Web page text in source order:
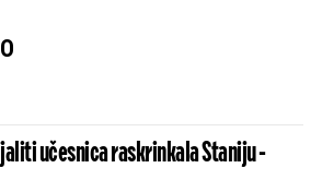
učesnica raskrinkala Staniju -